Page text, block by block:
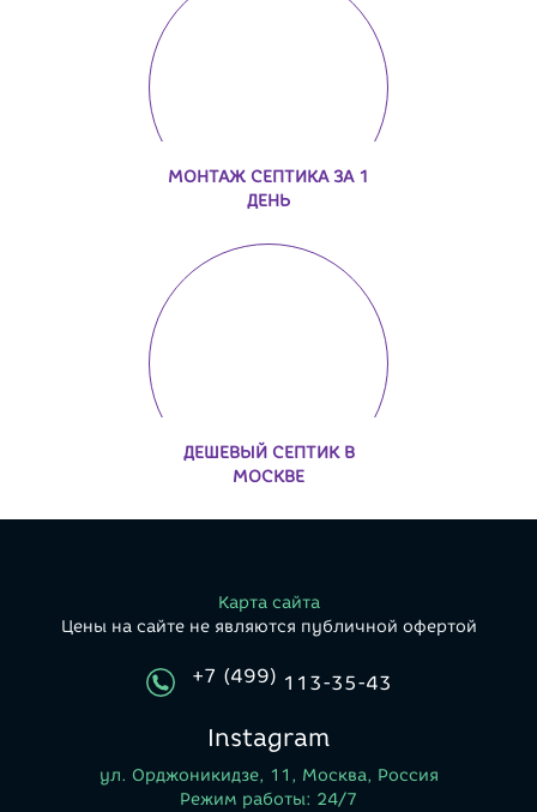
МОНТАЖ СЕПТИКА ЗА 1
ДЕНЬ
ДЕШЕВЫЙ СЕПТИК В
МОСКВЕ
Карта сайта
Цены на сайте не являются публичной офертой
+7 (499) 113-35-43
Instagram
ул. Орджоникидзе, 11, Москва, Россия
Режим работы: 24/7